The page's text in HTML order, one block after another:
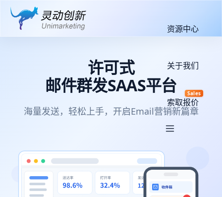
资源中心
关于我们
索取报价
Sales
许可式
邮件群发SAAS平台
海量发送，轻松上手，开启Email营销新篇章